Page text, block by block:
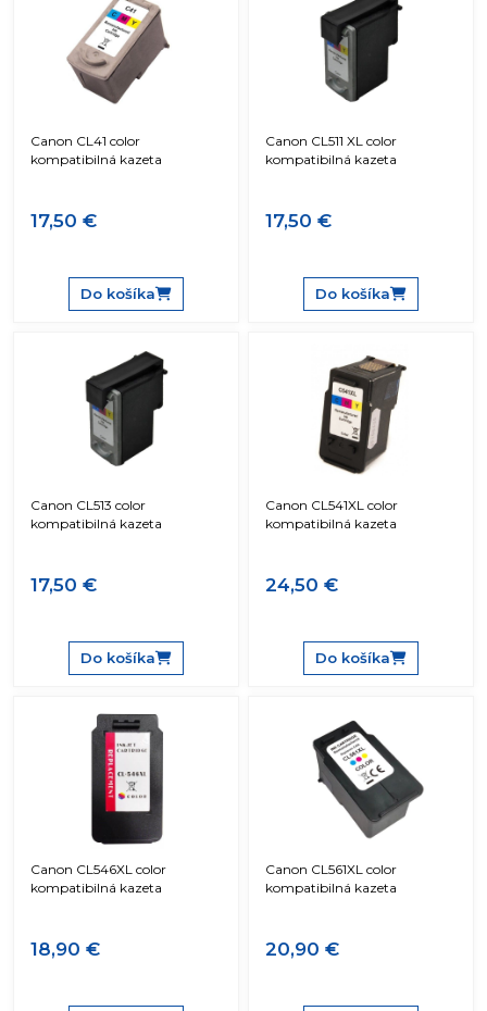
Canon CL41 color
kompatibilná kazeta
17,50 €
Do košíka
Canon CL511 XL color
kompatibilná kazeta
17,50 €
Do košíka
Canon CL513 color
kompatibilná kazeta
17,50 €
Do košíka
Canon CL541XL color
kompatibilná kazeta
24,50 €
Do košíka
Canon CL546XL color
kompatibilná kazeta
18,90 €
Canon CL561XL color
kompatibilná kazeta
20,90 €